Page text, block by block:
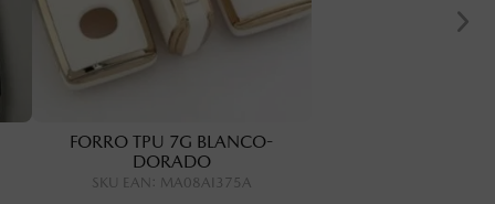
FORRO TPU 7G BLANCO-
DORADO
SKU EAN : MA08AI375A